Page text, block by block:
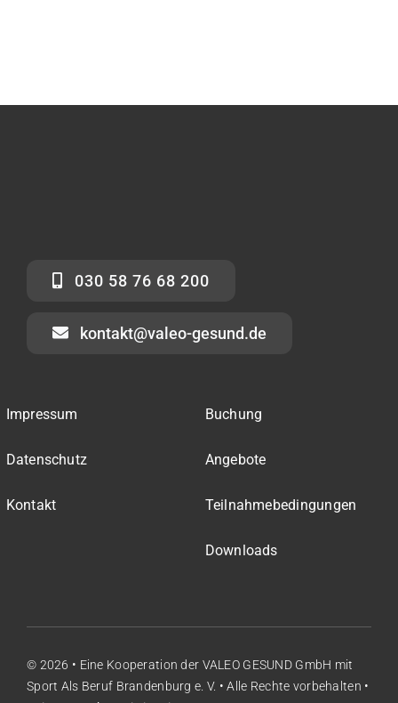
030 58 76 68 200
kontakt@valeo-gesund.de
Impressum
Datenschutz
Kontakt
Buchung
Angebote
Teilnahmebedingungen
Downloads
© 2026 • Eine Kooperation der VALEO GESUND GmbH mit
Sport Als Beruf Brandenburg e. V. • Alle Rechte vorbehalten •